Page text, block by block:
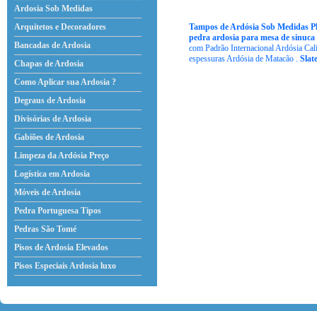
Ardosia Sob Medidas
Arquitetos e Decoradores
Bancadas de Ardosia
Chapas de Ardosia
Como Aplicar sua Ardosia ?
Degraus de Ardosia
Divisórias de Ardosia
Gabiões de Ardosia
Limpeza da Ardósia Preço
Logística em Ardosia
Móveis de Ardosia
Pedra Portuguesa Tipos
Pedras São Tomé
Pisos de Ardosia Elevados
Pisos Especiais Ardosia luxo
Tampos de Ardósia Sob Medidas
pedra ardosia para mesa de sinuca
com Padrão Internacional Ardósia
espessuras Ardósia de Matacão .